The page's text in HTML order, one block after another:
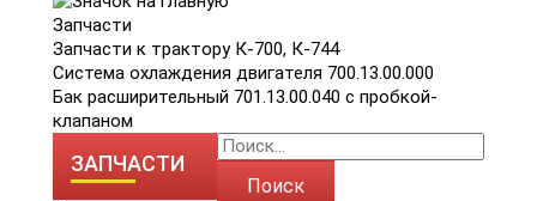
Запчасти
Запчасти к трактору К-700, К-744
Система охлаждения двигателя 700.13.00.000
Бак расширительный 701.13.00.040 с пробкой-
клапаном
ЗАПЧАСТИ
Поиск